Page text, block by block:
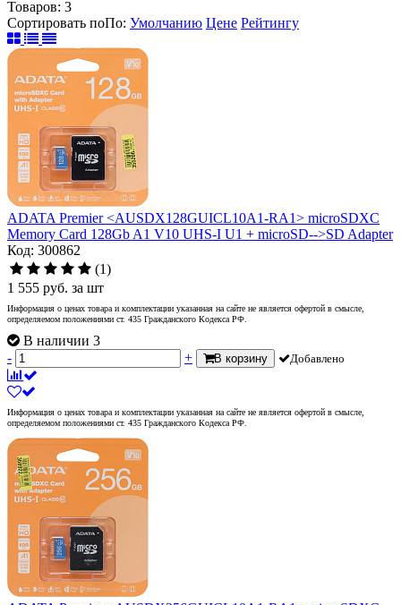
Товаров: 3
Сортировать поПо: Умолчанию Цене Рейтингу
ADATA Premier <AUSDX128GUICL10A1-RA1> microSDXC
Memory Card 128Gb A1 V10 UHS-I U1 + microSD-->SD Adapter
Код: 300862
(1)
1 555 руб. за шт
Информация о ценах товара и комплектации указанная на сайте не является офертой в смысле,
определяемом положениями ст. 435 Гражданского Кодекса РФ.
В наличии 3
-
+ В корзину Добавлено
Информация о ценах товара и комплектации указанная на сайте не является офертой в смысле,
определяемом положениями ст. 435 Гражданского Кодекса РФ.